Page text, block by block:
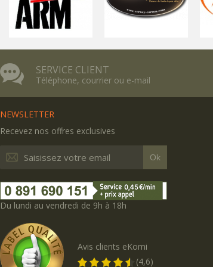
SERVICE CLIENT
Téléphone, courrier ou e-mail
NEWSLETTER
Recevez nos offres exclusives
Ok
Du lundi au vendredi de 9h à 18h
Avis clients eKomi
(4,6)